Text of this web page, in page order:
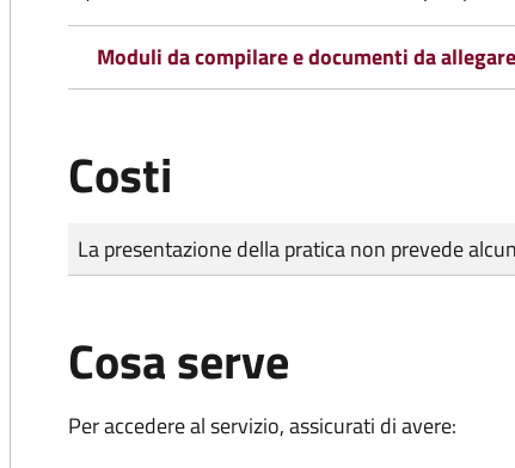
Moduli da compilare e documenti da allegare
Costi
Tipo di pagamento
Importo
La presentazione della pratica non prevede
Cosa serve
Per accedere al servizio, assicurati di avere: